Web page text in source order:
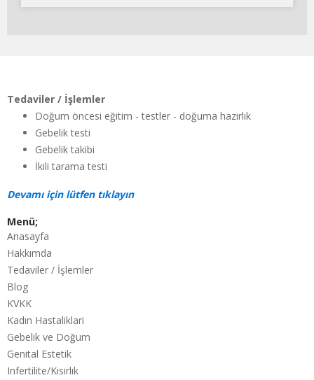
Tedaviler / İşlemler
Doğum öncesi eğitim - testler - doğuma hazırlık
Gebelik testi
Gebelik takibi
İkili tarama testi
Devamı için lütfen tıklayın
Menü;
Anasayfa
Hakkımda
Tedaviler / İşlemler
Blog
KVKK
Kadın Hastaliklari
Gebelik ve Doğum
Genital Estetik
Infertilite/Kısırlık